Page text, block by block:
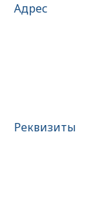
Адрес
Реквизиты